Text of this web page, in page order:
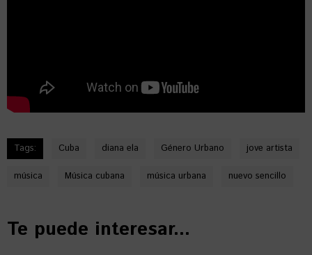
Tags: Cuba diana ela Género Urbano jove artista
música Música cubana música urbana nuevo sencillo
Te puede interesar...